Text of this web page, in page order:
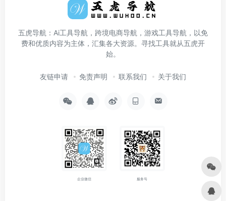
五虎导航：Ai工具导航，跨境电商导航，游戏工具导航，以免
费和优质内容为主体，汇集各大资源。寻找工具就从五虎开
始。
友链申请 免责声明 联系我们 关于我们
企业微信 服务号